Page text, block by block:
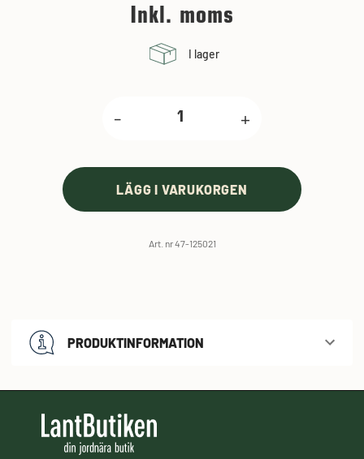
Inkl. moms
I lager
- +
LÄGG I VARUKORGEN
Art. nr 47-125021
PRODUKTINFORMATION